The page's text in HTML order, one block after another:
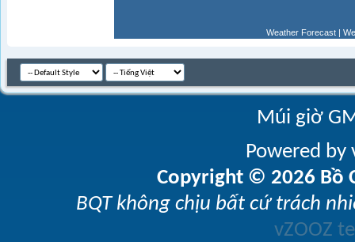
Weather Forecast |
Múi giờ
Powered
Copyright © 2026 Bồ
BQT không chịu bất cứ trách
vZOOZ